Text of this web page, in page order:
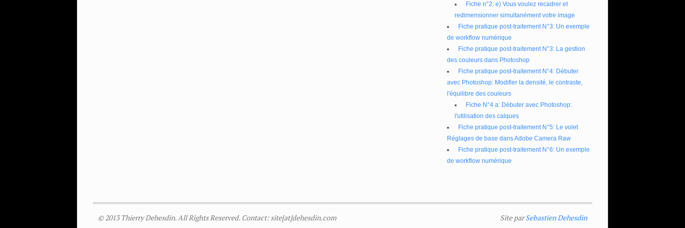
Fiche n°2: e) Vous voulez recadrer et
redimensionner simultanément votre image
Fiche pratique post-traitement N°3: Un exemple
de workflow numérique
Fiche pratique post-traitement N°3: La gestion
des couleurs dans Photoshop
Fiche pratique post-traitement N°4: Débuter
avec Photoshop: Modifier la densité, le contraste,
l'équilibre des couleurs
Fiche N°4 a: Débuter avec Photoshop:
l'utilisation des calques
Fiche pratique post-traitement N°5: Le volet
Réglages de base dans Adobe Camera Raw
Fiche pratique post-traitement N°6: Un exemple
de workflow numérique
© 2013 Thierry Dehesdin. All Rights Reserved. Contact: site[at]dehesdin.com Site parSebastien Dehesdin